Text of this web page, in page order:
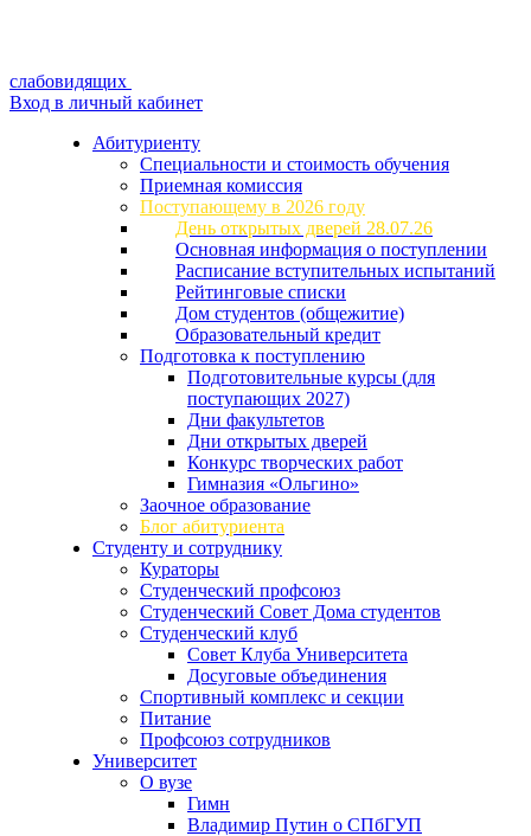
слабовидящих
Вход в личный кабинет
Абитуриенту
Специальности и стоимость обучения
Приемная комиссия
Поступающему в 2026 году
День открытых дверей 28.07.26
Основная информация о поступлении
Расписание вступительных испытаний
Рейтинговые списки
Дом студентов (общежитие)
Образовательный кредит
Подготовка к поступлению
Подготовительные курсы (для
поступающих 2027)
Дни факультетов
Дни открытых дверей
Конкурс творческих работ
Гимназия «Ольгино»
Заочное образование
Блог абитуриента
Студенту и сотруднику
Кураторы
Студенческий профсоюз
Студенческий Совет Дома студентов
Студенческий клуб
Совет Клуба Университета
Досуговые объединения
Спортивный комплекс и секции
Питание
Профсоюз сотрудников
Университет
О вузе
Гимн
Владимир Путин о СПбГУП